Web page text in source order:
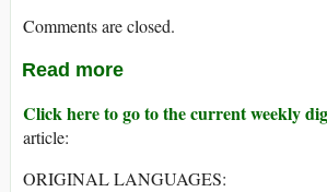
Comments are closed.
Read more
Click here to go to the current weekly
article:
ORIGINAL LANGUAGES: